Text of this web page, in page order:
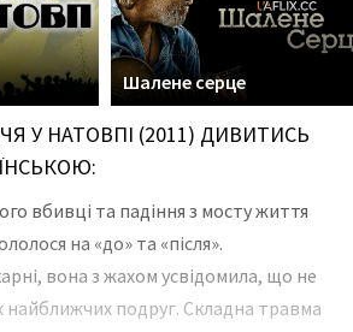
Шалене серце
У НАТОВПІ (2011) ДИВИТИСЬ
вбивці та падіння з мосту життя
на «до» та «після».
вона з жахом усвідомила, що не
найближчих подруг. Складна травма